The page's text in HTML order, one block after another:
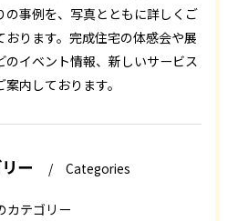
の事例を、写真とともに詳しくご
おります。完成住宅の体感会や展
のイベント情報、新しいサービス
案内しております。
ー Categories
カテゴリー